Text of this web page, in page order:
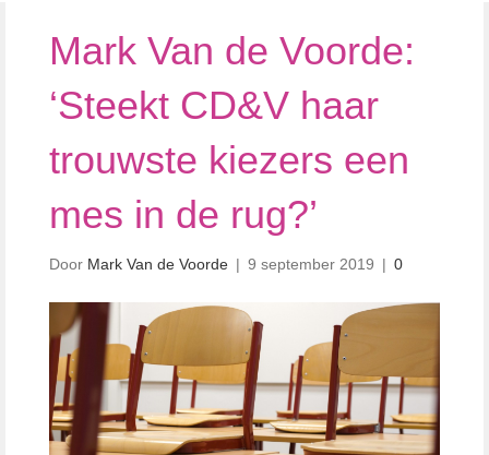
Mark Van de Voorde:
‘Steekt CD&V haar
trouwste kiezers een
mes in de rug?’
Door Mark Van de Voorde | 9 september 2019 | 0